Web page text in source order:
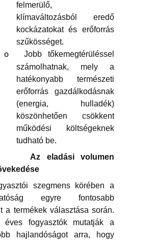
felmerülő,
klímaváltozásból eredő
kockázatokat és erőforrás
szűkösséget.
o
Jobb tőkemegtérüléssel
számolhatnak, mely a
hatékonyabb természeti
erőforrás gazdálkodásnak
(energia, hulladék)
köszönhetően csökkent
működési költségeknek
tudható be.
Az eladási volumen
szegmens körében a
egyre fontosabb
a termékek választása során.
éves fogyasztók mutatják a
hajlandóságot arra, hogy